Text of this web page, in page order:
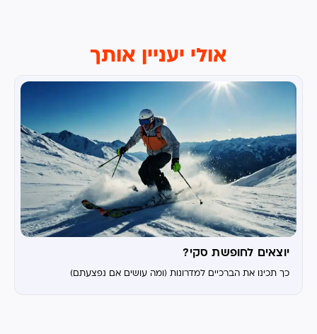
אולי יעניין אותך
יוצאים לחופשת סקי?
כך תכינו את הברכיים למדרונות (ומה עושים אם נפצעתם)